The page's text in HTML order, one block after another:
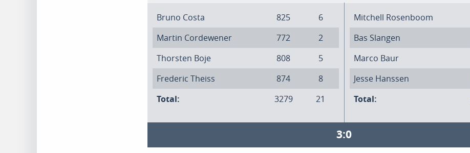
Bruno Costa 825
6
Martin Cordewener
772
2
Thorsten Boje
808
5
Frederic Theiss
874
8
Total:
3279 21
Mitchell Rosenboom
Bas Slangen
Marco Baur
Jesse Hanssen
Total:
3:0